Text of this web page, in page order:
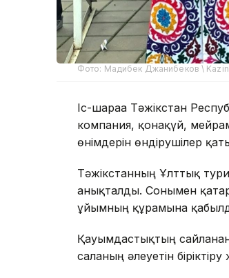
Фото: Мадибек Джанибеков \
Іс-шараға Тәжікстан
компания, қонақүй,
өнімдерін өндірушілер
Тәжікстанның Ұлттық
анықталды. Сонымен
ұйымның құрамына
Қауымдастықтың
саланың әлеуетін